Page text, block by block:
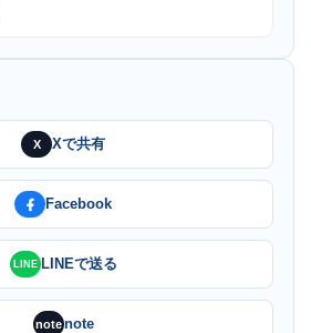
X Xで共有
Facebook
LINE LINEで送る
notenote